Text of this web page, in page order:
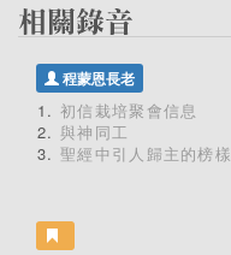
程蒙恩長老
初信栽培聚會信息
與神同工
聖經中引人歸主的榜樣